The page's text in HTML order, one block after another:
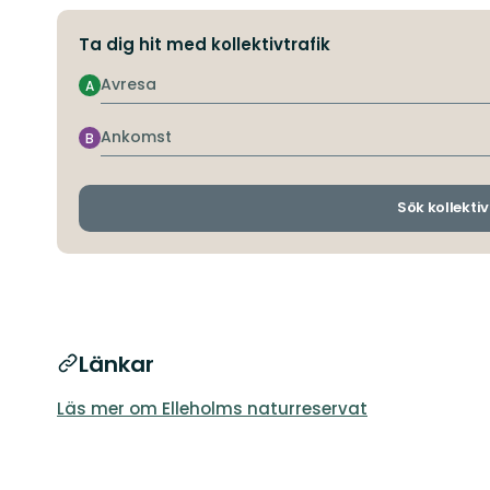
Ta dig hit med kollektivtrafik
Avresa
A
Ankomst
B
Sök
Länkar
Läs mer om Elleholms naturreservat